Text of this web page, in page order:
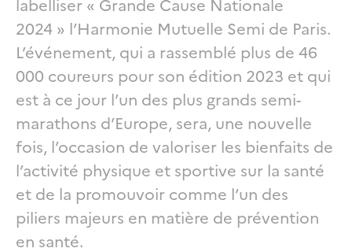
2024 » l’Harmonie Mutuelle Semi de Paris.
L’événement, qui a rassemblé plus de 46
000 coureurs pour son édition 2023 et qui
est à ce jour l’un des plus grands semi-
marathons d’Europe, sera, une nouvelle
fois, l’occasion de valoriser les bienfaits de
l’activité physique et sportive sur la santé
et de la promouvoir comme l’un des
piliers majeurs en matière de prévention
en santé.